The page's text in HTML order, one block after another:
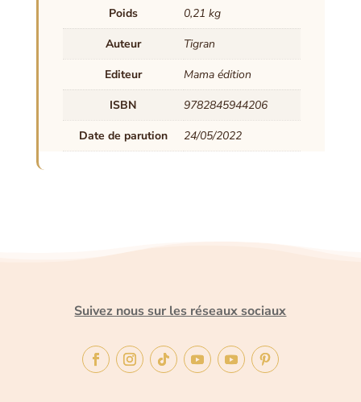
Poids
0,21 kg
Auteur
Tigran
Editeur
Mama édition
ISBN
9782845944206
Date de parution
24/05/2022
Suivez nous sur les réseaux sociaux